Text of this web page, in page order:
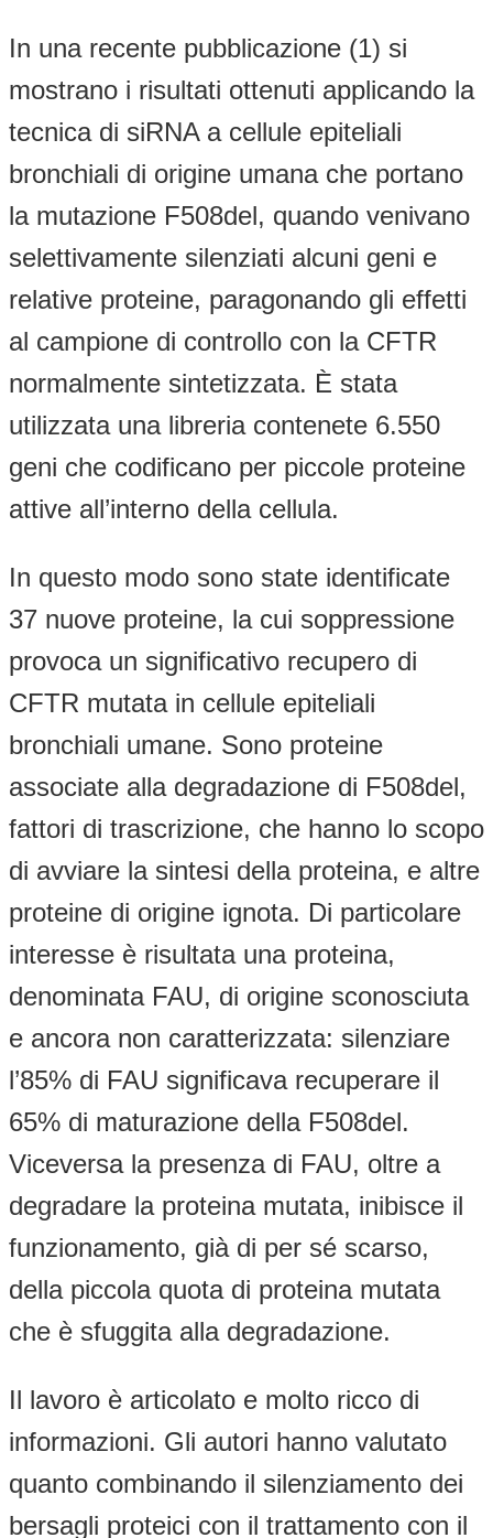
In una recente pubblicazione (1) si
mostrano i risultati ottenuti applicando la
tecnica di siRNA a cellule epiteliali
bronchiali di origine umana che portano
la mutazione F508del, quando venivano
selettivamente silenziati alcuni geni e
relative proteine, paragonando gli effetti
al campione di controllo con la CFTR
normalmente sintetizzata. È stata
utilizzata una libreria contenete 6.550
geni che codificano per piccole proteine
attive all’interno della cellula.
In questo modo sono state identificate
37 nuove proteine, la cui soppressione
provoca un significativo recupero di
CFTR mutata in cellule epiteliali
bronchiali umane. Sono proteine
associate alla degradazione di F508del,
fattori di trascrizione, che hanno lo scopo
di avviare la sintesi della proteina, e altre
proteine di origine ignota. Di particolare
interesse è risultata una proteina,
denominata FAU, di origine sconosciuta
e ancora non caratterizzata: silenziare
l’85% di FAU significava recuperare il
65% di maturazione della F508del.
Viceversa la presenza di FAU, oltre a
degradare la proteina mutata, inibisce il
funzionamento, già di per sé scarso,
della piccola quota di proteina mutata
che è sfuggita alla degradazione.
Il lavoro è articolato e molto ricco di
informazioni. Gli autori hanno valutato
quanto combinando il silenziamento dei
bersagli proteici con il trattamento con il